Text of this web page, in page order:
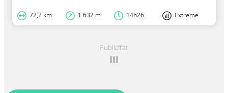
72,2 km 1 632 m 14h26 Extreme
Publicitat